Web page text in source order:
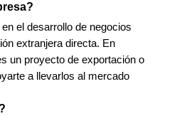
el desarrollo de negocios
extranjera directa. En
un proyecto de exportación o
a llevarlos al mercado